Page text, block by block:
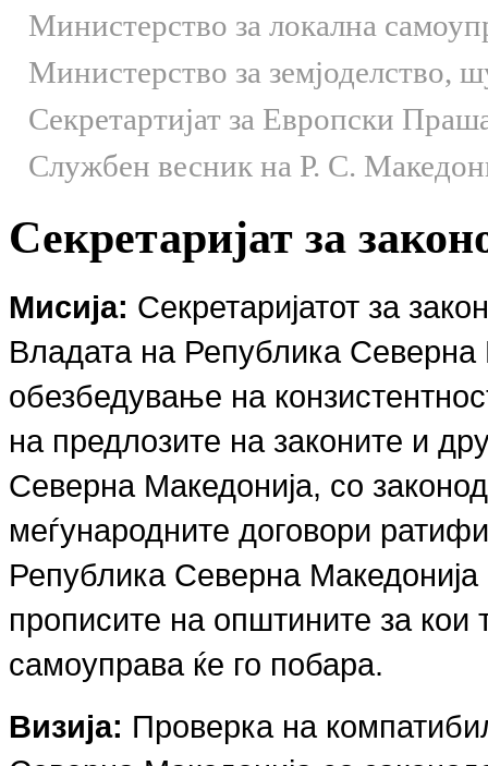
Министерство за локална
Министерство за земјоделство,
Секретартијат за Европски
Службен весник на Р. С.
Секретаријат за
Мисија: Секретаријатот за
Владата на Република
обезбедување на
на предлозите на законите и
Северна Македонија, со
меѓународните договори
Република Северна
прописите на општините за кои
самоуправа ќе го побара.
Визија: Проверка на